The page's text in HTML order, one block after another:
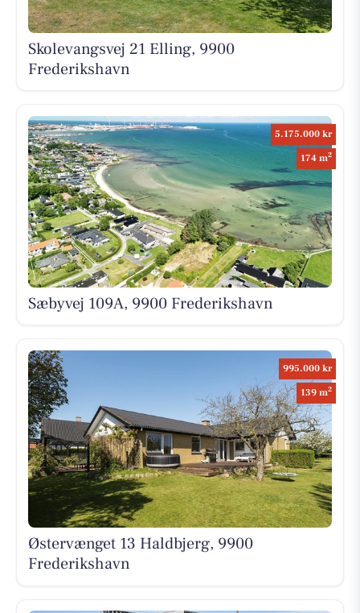
Skolevangsvej 21 Elling, 9900
Frederikshavn
5.175.000 kr
174 m2
Sæbyvej 109A, 9900 Frederikshavn
995.000 kr
139 m2
Østervænget 13 Haldbjerg, 9900
Frederikshavn